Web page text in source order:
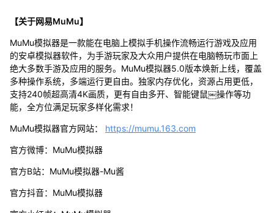
【关于网易MuMu】
MuMu模拟器是一款能在电脑上模拟手机操作流畅运行游戏及应用
的安卓模拟器软件，为手游玩家及大众用户提供在电脑畅玩市面上
绝大多数手游及应用的服务。MuMu模拟器5.0版本焕新上线，覆盖
多种操作系统，多端运行更自由。独家内存优化，资源占用更低，
支持240帧超高清4K画质，更有自由多开、智能键鼠￼操作等功
能，全方位满足玩家多样化需求！
MuMu模拟器官方网站： https://mumu.163.com
官方微博：MuMu模拟器
官方B站：MuMu模拟器-Mu酱
官方抖音：MuMu模拟器